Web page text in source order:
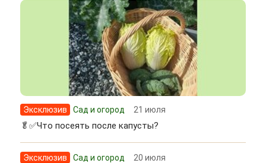
Эксклюзив Сад и огород 21 июля
🥬✅Что посеять после капусты?
Эксклюзив Сад и огород 20 июля